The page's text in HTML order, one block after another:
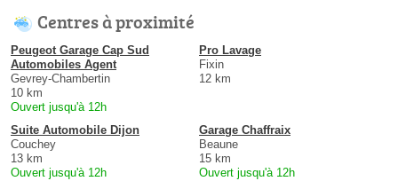
Centres à proximité
Peugeot Garage Cap Sud
Automobiles Agent
Gevrey-Chambertin
10 km
Ouvert jusqu'à 12h
Pro Lavage
Fixin
12 km
Suite Automobile Dijon
Couchey
13 km
Ouvert jusqu'à 12h
Garage Chaffraix
Beaune
15 km
Ouvert jusqu'à 12h